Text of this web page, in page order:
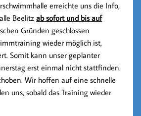
erreichte uns die Info,
Beelitzab sofort und bis auf
Gründen geschlossen
wieder möglich ist,
Somit kann unser geplanter
erst einmal nicht stattfinden.
Wir hoffen auf eine schnelle
uns, sobald das Training wieder